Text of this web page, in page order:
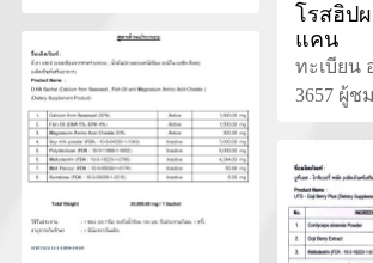
โรสฮิป
แคน
ทะเบียน
3657 ผู้ชม